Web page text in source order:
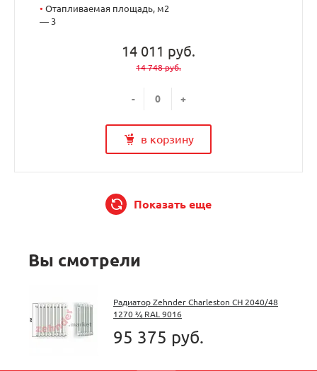
• Отапливаемая площадь, м2
— 3
14 011 руб.
14 748 руб.
- +
в корзину
Показать еще
Вы смотрели
Радиатор Zehnder Charleston CH 2040/48
1270 ¾ RAL 9016
95 375 руб.